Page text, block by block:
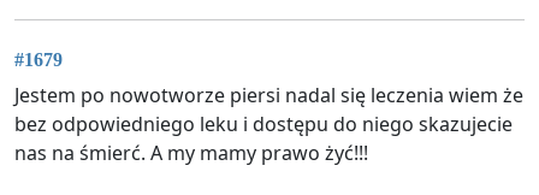
#1679
Jestem po nowotworze piersi nadal się leczenia wiem że
bez odpowiedniego leku i dostępu do niego skazujecie
nas na śmierć. A my mamy prawo żyć!!!